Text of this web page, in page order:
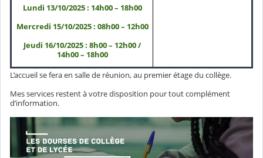
Lundi 13/10/2025 : 14h00 – 18h00
Mercredi 15/10/2025 : 08h00 – 12h00
Jeudi 16/10/2025 : 8h00 – 12h00 /
14h00 – 18h00
L’accueil se fera en salle de réunion, au premier étage du collège.
Mes services restent à votre disposition pour tout complément
d’information.